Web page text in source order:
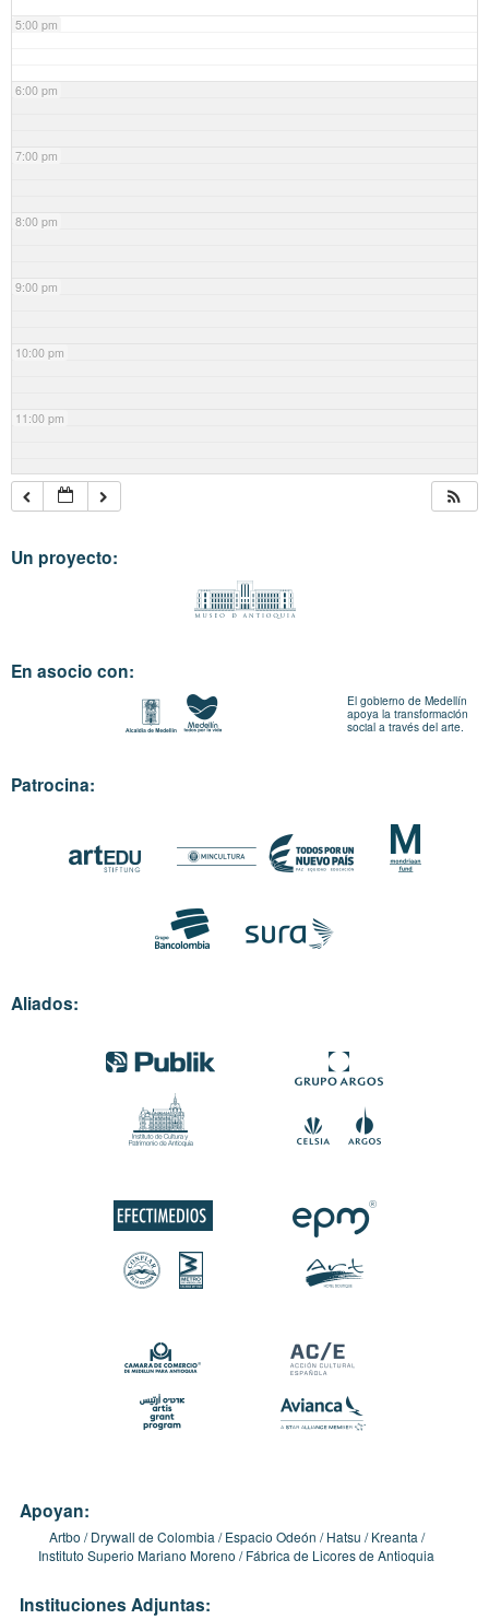
5:00 pm
6:00 pm
7:00 pm
8:00 pm
9:00 pm
10:00 pm
11:00 pm
Un proyecto:
En asocio con:
El gobierno de Medellín
apoya la transformación
social a través del arte.
Patrocina:
Aliados:
Apoyan:
Artbo Drywall de Colombia Espacio Odeón Hatsu
Kreanta
Instituto Superio Mariano Moreno
Fábrica de Licores de Antioquia
Instituciones Adjuntas: